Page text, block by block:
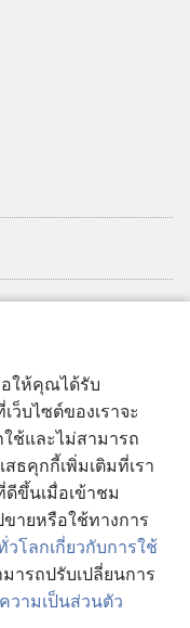
อให้คุณได้รับ
บไซต์ของเราจะ
ช้และไม่สามารถ
ธคุกกี้เพิ่มเติมที่เรา
ขึ้นเมื่อเข้าชม
ายหรือใช้ทางการ
วโลกเกี่ยวกับการใช้
ารถปรับเปลี่ยนการ
วามเป็นส่วนตัว
Society of Pennsylvania.
มูลส่วนบุคคล |การตั้งค่า